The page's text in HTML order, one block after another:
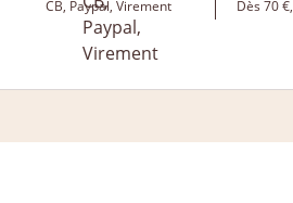
CB, Paypal, Virement Dès 70